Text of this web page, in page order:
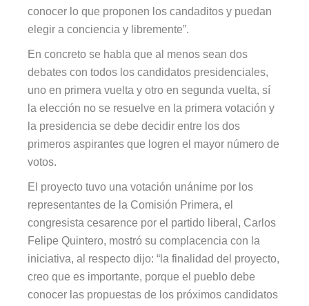
conocer lo que proponen los candaditos y puedan
elegir a conciencia y libremente”.
En concreto se habla que al menos sean dos
debates con todos los candidatos presidenciales,
uno en primera vuelta y otro en segunda vuelta, sí
la elección no se resuelve en la primera votación y
la presidencia se debe decidir entre los dos
primeros aspirantes que logren el mayor número de
votos.
El proyecto tuvo una votación unánime por los
representantes de la Comisión Primera, el
congresistacesarence por el partido liberal, Carlos
Felipe Quintero, mostró su complacencia con la
iniciativa, al respecto dijo: “la finalidad del proyecto,
creo que es importante, porque el pueblo debe
conocer las propuestas de los próximos candidatos